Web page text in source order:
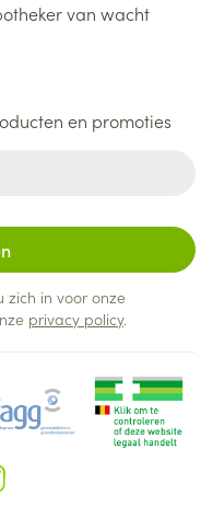
van wacht
en promoties
zich in voor onze
privacy policy.